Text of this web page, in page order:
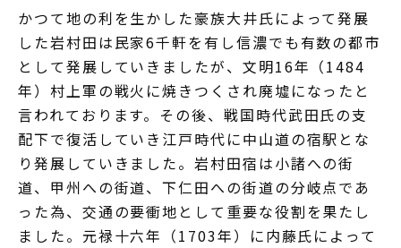
かつて地の利を生かした豪族大井氏によって発展
した岩村田は民家6千軒を有し信濃でも有数の都市
として発展していきましたが、文明16年（1484
年）村上軍の戦火に焼きつくされ廃墟になったと
言われております。その後、戦国時代武田氏の支
配下で復活していき江戸時代に中山道の宿駅とな
り発展していきました。岩村田宿は小諸への街
道、甲州への街道、下仁田への街道の分岐点であ
った為、交通の要衝地として重要な役割を果たし
ました。元禄十六年（1703年）に内藤氏によって